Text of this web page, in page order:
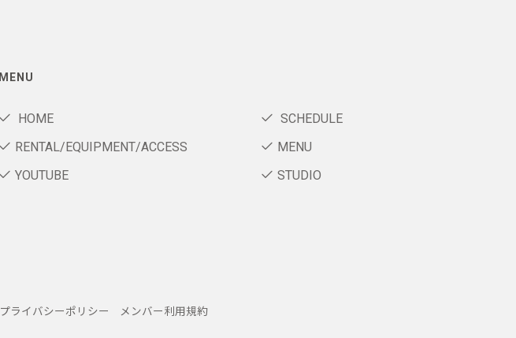
MENU
HOME
SCHEDULE
RENTAL/EQUIPMENT/ACCESS
MENU
YOUTUBE
STUDIO
プライバシーポリシー メンバー利用規約